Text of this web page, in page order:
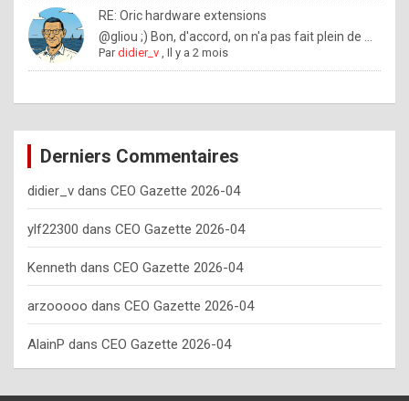
o
w
o
e
y
o
u
s
h
o
RE: Oric hardware extensions
@gliou ;) Bon, d'accord, on n'a pas fait plein de ...
Pardidier_v ,Il y a 2 mois
Derniers Commentaires
didier_v dans CEO Gazette 2026-04
ylf22300 dans CEO Gazette 2026-04
Kenneth dans CEO Gazette 2026-04
arzooooo dans CEO Gazette 2026-04
AlainP dans CEO Gazette 2026-04